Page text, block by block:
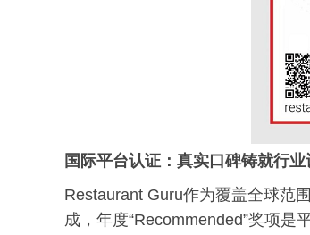
国际平台认证：真实口碑铸就行业
Restaurant Guru作为覆盖全球范
成，年度“Recommended”奖项